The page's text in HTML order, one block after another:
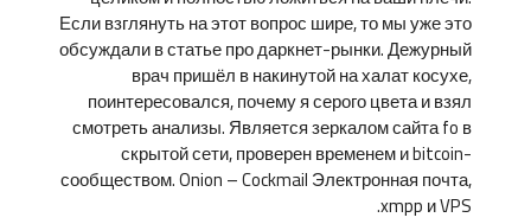
Если взглянуть на этот вопрос шире, то мы уже это
обсуждали в статье про даркнет-рынки. Дежурный
врач пришёл в накинутой на халат косухе,
поинтересовался, почему я серого цвета и взял
смотреть анализы. Является зеркалом сайта fo в
скрытой сети, проверен временем и bitcoin-
сообществом. Onion – Cockmail Электронная почта,
xmpp и VPS.